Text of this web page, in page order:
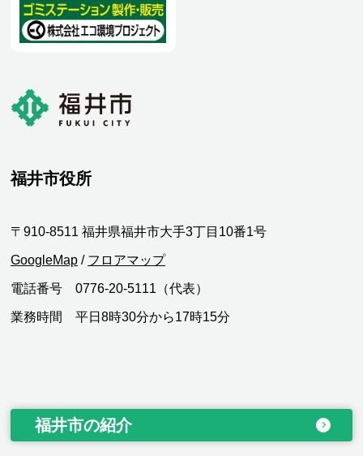
福井市役所
〒910-8511 福井県福井市大手3丁目10番1号
GoogleMap / フロアマップ
電話番号 0776-20-5111（代表）
業務時間 平日8時30分から17時15分
福井市の紹介